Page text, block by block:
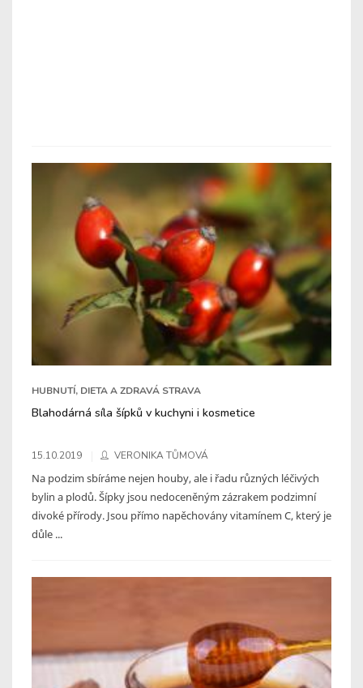
HUBNUTÍ, DIETA A ZDRAVÁ STRAVA
Blahodárná síla šípků v kuchyni i kosmetice
15.10.2019 VERONIKA TŮMOVÁ
Na podzim sbíráme nejen houby, ale i řadu různých léčivých
bylin a plodů. Šípky jsou nedoceněným zázrakem podzimní
divoké přírody. Jsou přímo napěchovány vitamínem C, který je
důle ...